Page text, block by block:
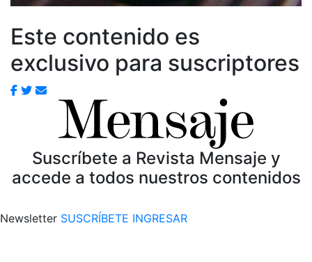
Este contenido es
exclusivo para suscriptores
Suscríbete a Revista Mensaje y
accede a todos nuestros contenidos
Newsletter SUSCRÍBETE INGRESAR